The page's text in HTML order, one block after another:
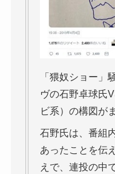
「猥奴ショー
ヴの石野卓球氏
ビ系）の構図が
石野氏は、番組
あったことを伝
えで、連投の中